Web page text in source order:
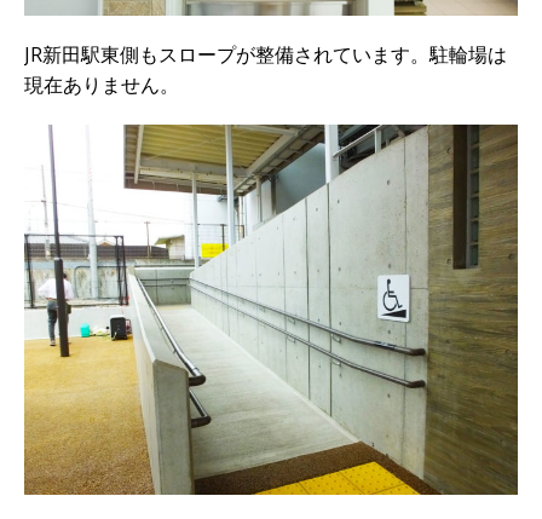
JR新田駅東側もスロープが整備されています。駐輪場は
現在ありません。